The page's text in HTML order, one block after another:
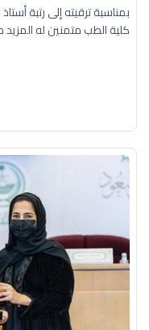
بمناسبة ترقيته إلى رتبة
كلية الطب متمنين له